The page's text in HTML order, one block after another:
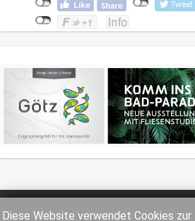
Diese Website verwendet Cookies